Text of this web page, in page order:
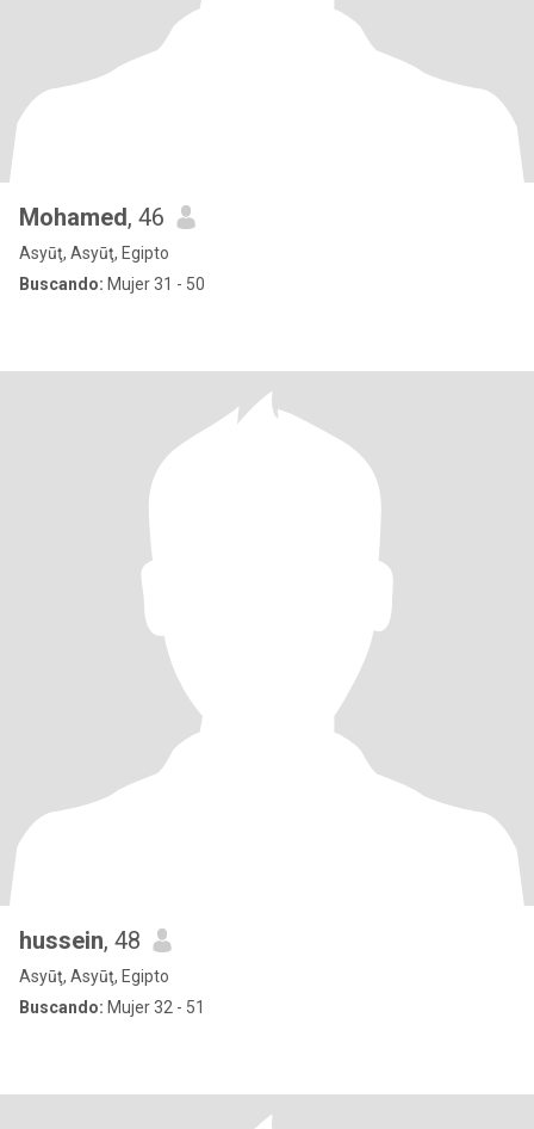
Mohamed, 46
Asyūţ, Asyūţ, Egipto
Buscando: Mujer 31 - 50
hussein, 48
Asyūţ, Asyūţ, Egipto
Buscando: Mujer 32 - 51